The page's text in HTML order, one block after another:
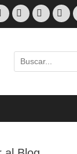
Twitter Correo
electrónico
Feed
Buscar
por: